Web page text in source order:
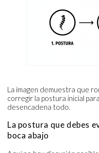
La imagen demuestra que
corregir la postura inicial
desencadena todo.
La postura que debes
boca abajo